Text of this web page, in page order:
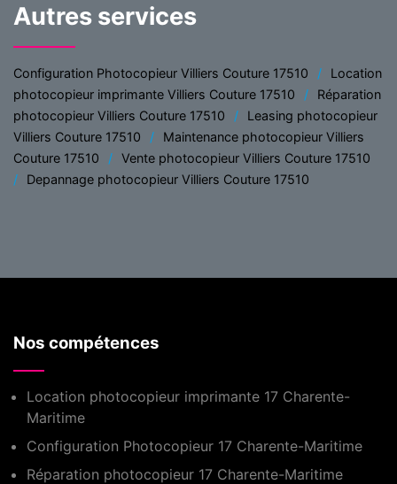
Autres services
Configuration Photocopieur Villiers Couture 17510
Location
photocopieur imprimante Villiers Couture 17510
Réparation
photocopieur Villiers Couture 17510
Leasing photocopieur
Villiers Couture 17510
Maintenance photocopieur Villiers
Couture 17510
Vente photocopieur Villiers Couture 17510
Depannage photocopieur Villiers Couture 17510
Nos compétences
Location photocopieur imprimante 17 Charente-
Maritime
Configuration Photocopieur 17 Charente-Maritime
Réparation photocopieur 17 Charente-Maritime